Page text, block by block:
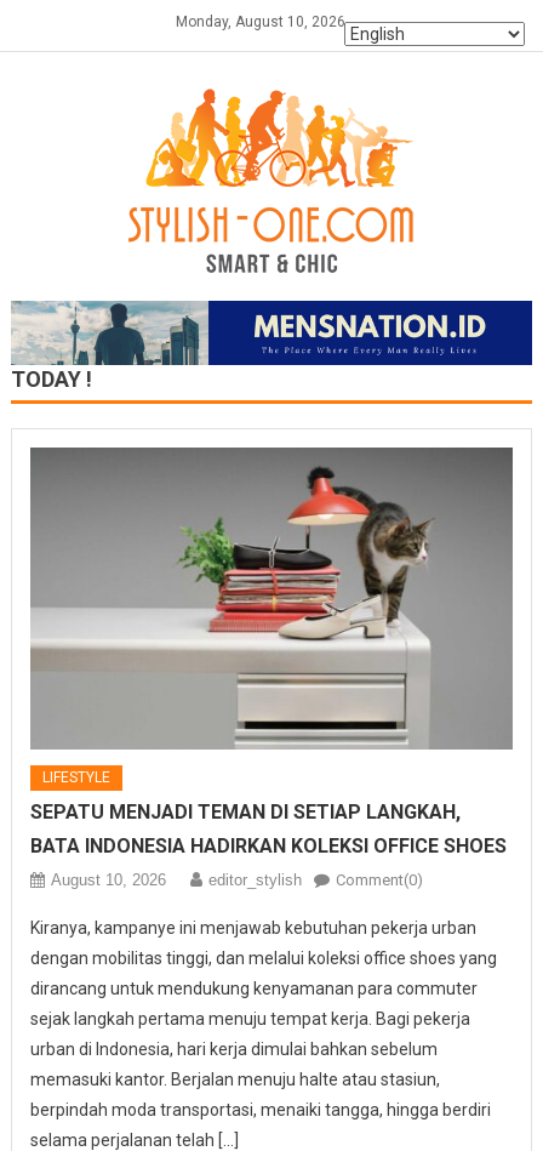
Monday, August 10, 2026
TODAY !
LIFESTYLE
SEPATU MENJADI TEMAN DI SETIAP LANGKAH,
BATA INDONESIA HADIRKAN KOLEKSI OFFICE SHOES
August 10, 2026 editor_stylish Comment(0)
Kiranya, kampanye ini menjawab kebutuhan pekerja urban
dengan mobilitas tinggi, dan melalui koleksi office shoes yang
dirancang untuk mendukung kenyamanan para commuter
sejak langkah pertama menuju tempat kerja. Bagi pekerja
urban di Indonesia, hari kerja dimulai bahkan sebelum
memasuki kantor. Berjalan menuju halte atau stasiun,
berpindah moda transportasi, menaiki tangga, hingga berdiri
selama perjalanan telah […]